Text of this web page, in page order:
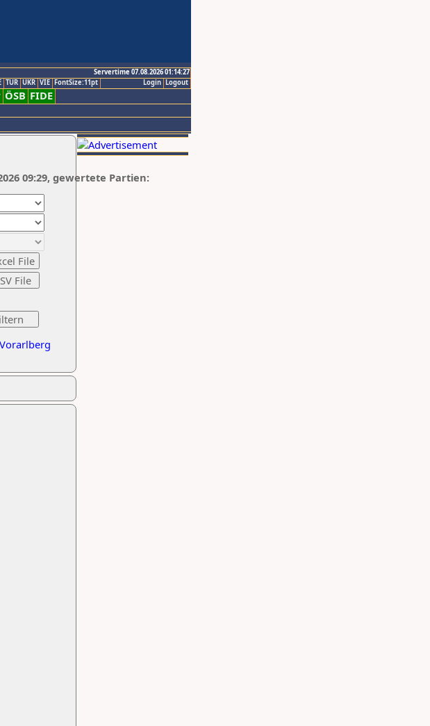
Servertime 07.08.2026 01:14:27
Logout
Login
TUR UKR VIE FontSize:11pt
ÖSB FIDE
Vorarlberg
09:29, gewertete Partien: